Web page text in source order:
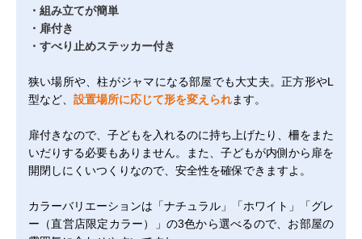
・組み立てが簡単
・扉付き
・すべり止めステッカー付き
狭い場所や、柱がジャマになる部屋でも大丈夫。正方形やL
型など、 設置場所に応じて形を変えられます。
扉付きなので、子どもを入れるのに持ち上げたり、柵をまた
いだりする必要もありません。また、子どもが内側から扉を
開閉しにくいつくりなので、安全性を確保できますよ。
カラーバリエーションは「ナチュラル」「ホワイト」「グレ
ー（直営店限定カラー）」の3色から選べるので、お部屋の